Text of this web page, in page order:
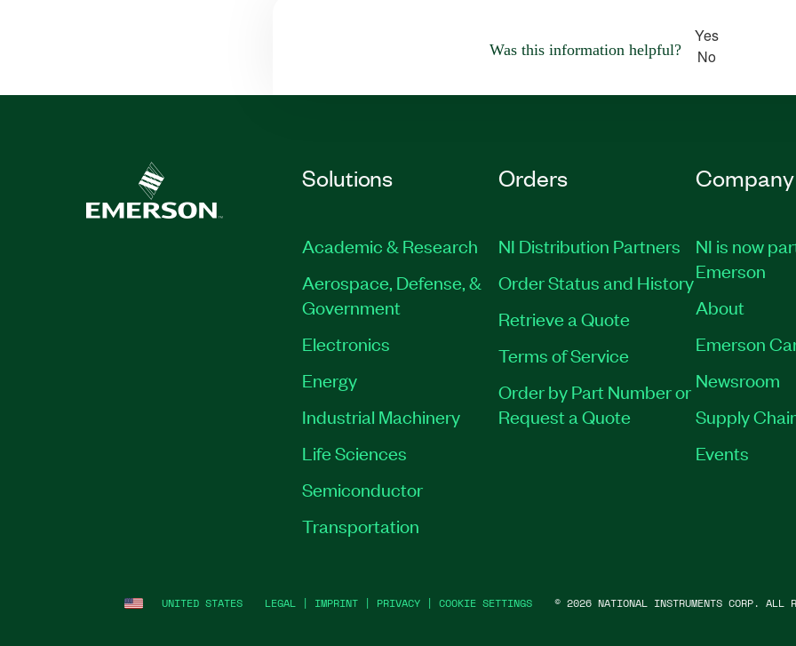
Was this information helpful?
Yes
No
Solutions
Academic & Research
Aerospace, Defense, &
Government
Electronics
Energy
Industrial Machinery
Life Sciences
Semiconductor
Transportation
Orders
NI Distribution Partners
Order Status and History
Retrieve a Quote
Terms of Service
Order by Part Number or
Request a Quote
Company
NI is now
Emerson
About
Emerson
Newsroom
Supply
Events
UNITED STATES LEGAL | IMPRINT | PRIVACY | COOKIE SETTINGS © 2026 NATIONAL INSTRUMENTS CORP. ALL